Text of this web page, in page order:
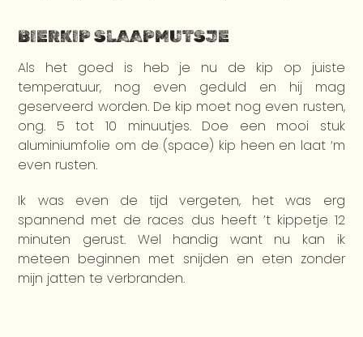
BIERKIP SLAAPMUTSJE
Als het goed is heb je nu de kip op juiste
temperatuur, nog even geduld en hij mag
geserveerd worden. De kip moet nog even rusten,
ong. 5 tot 10 minuutjes. Doe een mooi stuk
aluminiumfolie om de (space) kip heen en laat ‘m
even rusten.
Ik was even de tijd vergeten, het was erg
spannend met de races dus heeft ’t kippetje 12
minuten gerust. Wel handig want nu kan ik
meteen beginnen met snijden en eten zonder
mijn jatten te verbranden.